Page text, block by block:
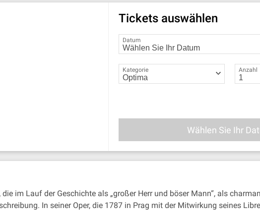
Tickets auswählen
Datum
Kategorie Anzahl
Wählen Sie Ihr
im Lauf der Geschichte als „großer Herr und böser Mann“, als
In seiner Oper, die 1787 in Prag mit der Mitwirkung seines